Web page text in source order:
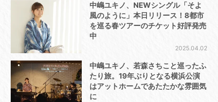
中嶋ユキノ、NEWシングル「そよ
風のように」本日リリース！8都市
を巡る春ツアーのチケット好評発売
中
2025.04.02
中嶋ユキノ、若森さちこと巡ったふ
たり旅。19年ぶりとなる横浜公演
はアットホームであたたかな雰囲気
に